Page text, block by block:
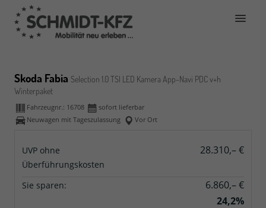
Skoda Fabia Selection 1.0 TSI LED Kamera App-Navi PDC v+h
Winterpaket
Fahrzeugnr.: 16708
sofort lieferbar
Neuwagen mit Tageszulassung
Vor Ort
UVP ohne
Überführungskosten
28.310,– €
Sie sparen:
6.860,– €
24,2%